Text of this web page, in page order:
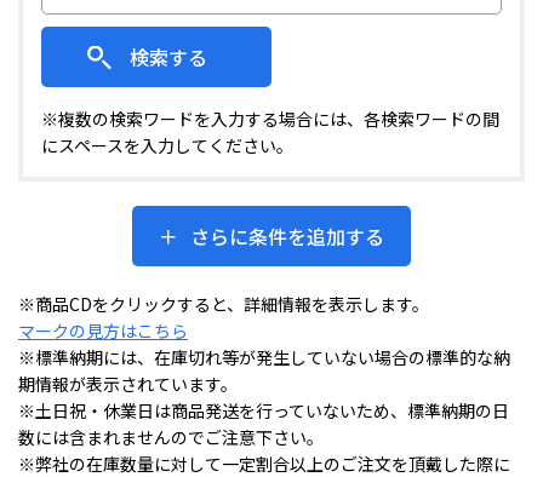
検索する
※複数の検索ワードを入力する場合には、各検索ワードの間
にスペースを入力してください。
さらに条件を追加する
※商品CDをクリックすると、詳細情報を表示します。
マークの見方はこちら
※標準納期には、在庫切れ等が発生していない場合の標準的な納
期情報が表示されています。
※土日祝・休業日は商品発送を行っていないため、標準納期の日
数には含まれませんのでご注意下さい。
※弊社の在庫数量に対して一定割合以上のご注文を頂戴した際に